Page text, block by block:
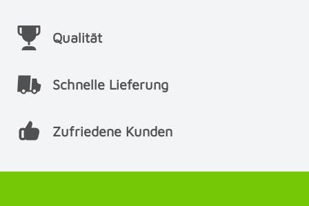
Qualität
Schnelle Lieferung
Zufriedene Kunden